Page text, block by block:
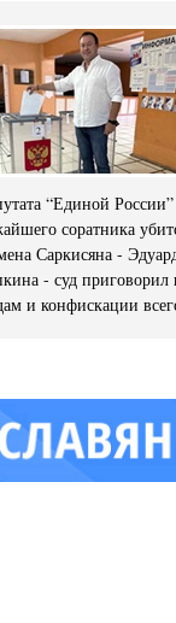
“Единой
соратника
Саркисяна -
- суд приговорил
и конфискации